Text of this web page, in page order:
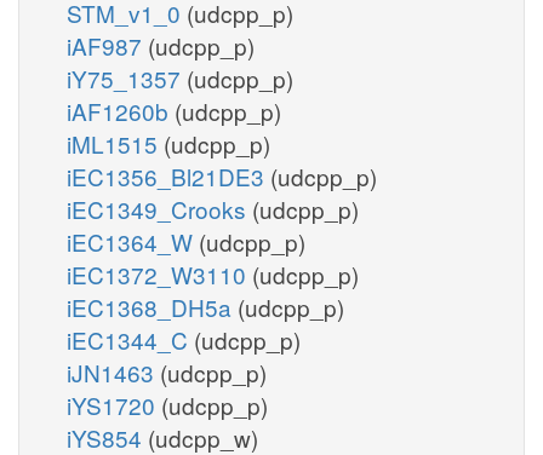
STM_v1_0 (udcpp_p)
iAF987 (udcpp_p)
iY75_1357 (udcpp_p)
iAF1260b (udcpp_p)
iML1515 (udcpp_p)
iEC1356_Bl21DE3 (udcpp_p)
iEC1349_Crooks (udcpp_p)
iEC1364_W (udcpp_p)
iEC1372_W3110 (udcpp_p)
iEC1368_DH5a (udcpp_p)
iEC1344_C (udcpp_p)
iJN1463 (udcpp_p)
iYS1720 (udcpp_p)
iYS854 (udcpp_w)